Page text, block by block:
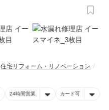
住宅リフォーム・リノベーション
24時間営業 カード可